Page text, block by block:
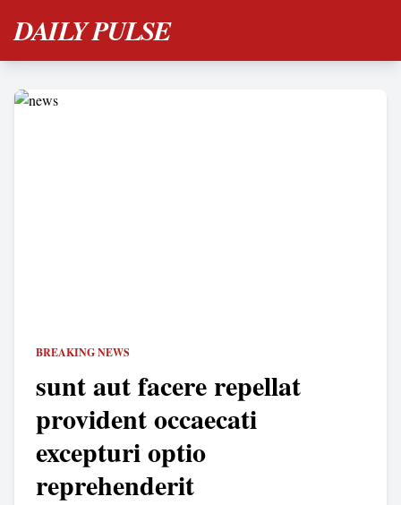
DAILY PULSE
BREAKING NEWS
sunt aut facere repellat
provident occaecati
excepturi optio
reprehenderit